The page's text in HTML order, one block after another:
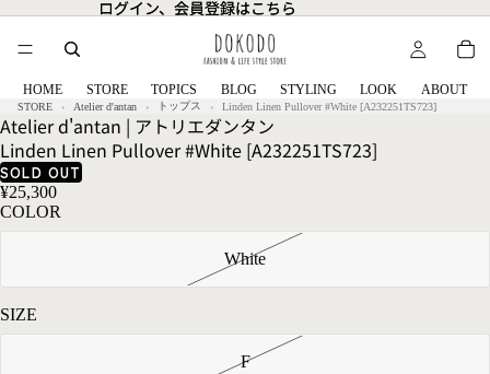
ログイン、会員登録はこちら
ログイン、会員登録はこちら
HOME STORE TOPICS BLOG STYLING LOOK ABOUT
STORE Atelier d'antan トップス Linden Linen Pullover #White [A232251TS723]
Atelier d'antan | アトリエダンタン
Linden Linen Pullover #White [A232251TS723]
SOLD OUT
¥25,300
COLOR
White
SIZE
F